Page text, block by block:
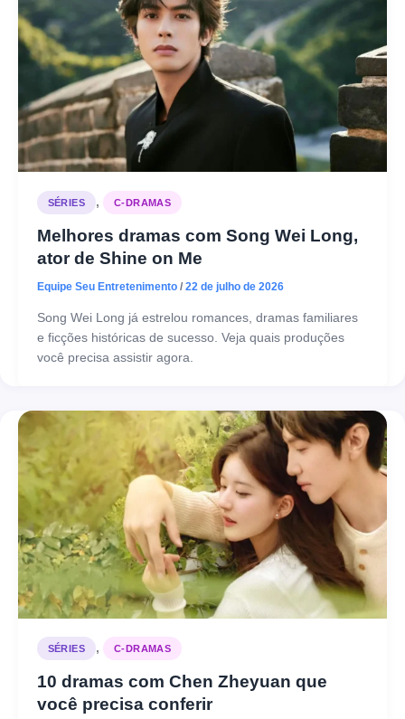
SÉRIES , C-DRAMAS
Melhores dramas com Song Wei Long,
ator de Shine on Me
Equipe Seu Entretenimento / 22 de julho de 2026
Song Wei Long já estrelou romances, dramas familiares
e ficções históricas de sucesso. Veja quais produções
você precisa assistir agora.
SÉRIES , C-DRAMAS
10 dramas com Chen Zheyuan que
você precisa conferir